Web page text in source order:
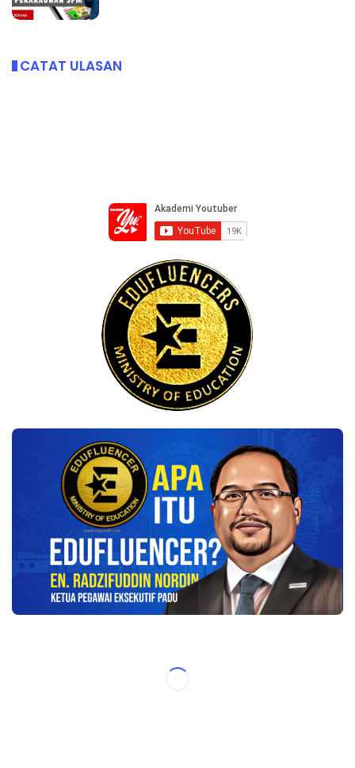
CATAT ULASAN